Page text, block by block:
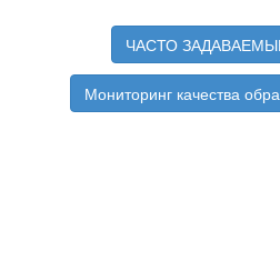
ЧАСТО
Мониторинг качества